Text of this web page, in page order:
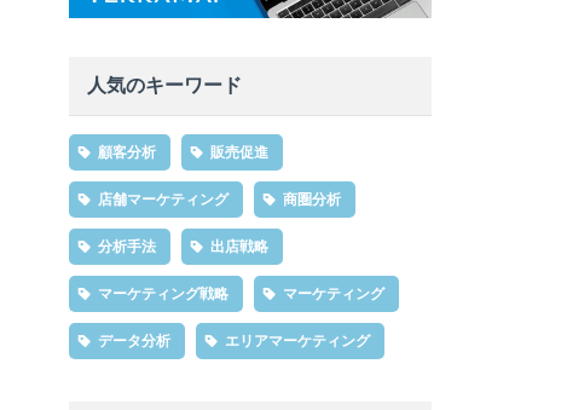
人気のキーワード
顧客分析 販売促進
店舗マーケティング 商圏分析
分析手法 出店戦略
マーケティング戦略 マーケティング
データ分析 エリアマーケティング